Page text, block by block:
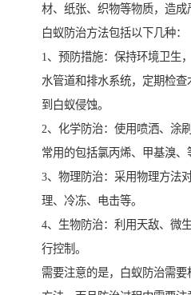
材、纸张、织物等物质，造
白蚁防治方法包括以下几种：
1、预防措施：保持环境卫生
水管道和排水系统，定期检
到白蚁侵蚀。
2、化学防治：使用喷洒、涂
常用的包括氯丙烯、甲基溴、
3、物理防治：采用物理方法
理、冷冻、电击等。
4、生物防治：利用天敌、微
行控制。
需要注意的是，白蚁防治需